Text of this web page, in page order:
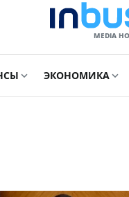
MEDIA
ЭКОНОМИКА